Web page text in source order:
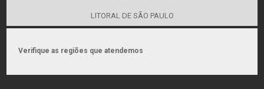
LITORAL DE SÃO PAULO
Verifique as regiões que atendemos